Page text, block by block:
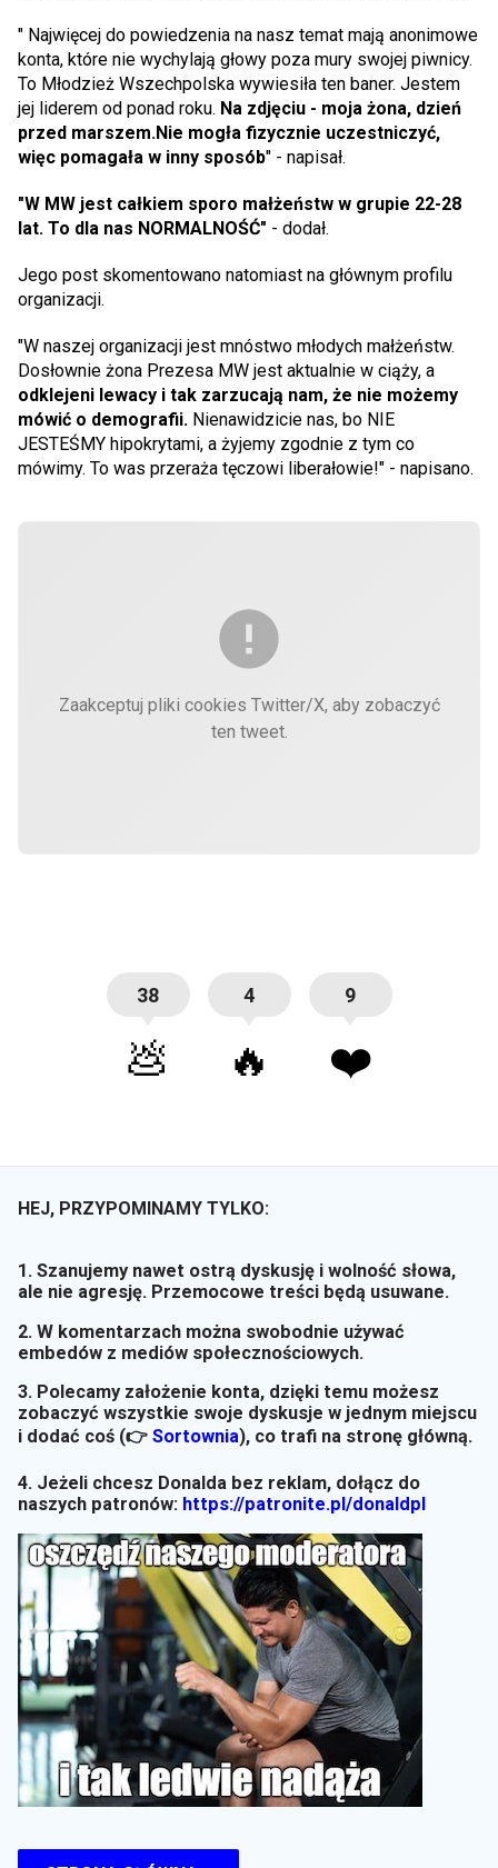
" Najwięcej do powiedzenia na nasz temat mają anonimowe
konta, które nie wychylają głowy poza mury swojej piwnicy.
To Młodzież Wszechpolska wywiesiła ten baner. Jestem
jej liderem od ponad roku. Na zdjęciu - moja żona, dzień
przed marszem.Nie mogła fizycznie uczestniczyć,
więc pomagała w inny sposób" - napisał.
"W MW jest całkiem sporo małżeństw w grupie 22-28
lat. To dla nas NORMALNOŚĆ" - dodał.
Jego post skomentowano natomiast na głównym profilu
organizacji.
"W naszej organizacji jest mnóstwo młodych małżeństw.
Dosłownie żona Prezesa MW jest aktualnie w ciąży, a
odklejeni lewacy i tak zarzucają nam, że nie możemy
mówić o demografii. Nienawidzicie nas, bo NIE
JESTEŚMY hipokrytami, a żyjemy zgodnie z tym co
mówimy. To was przeraża tęczowi liberałowie!" - napisano.
Zaakceptuj pliki cookies Twitter/X, aby zobaczyć
ten tweet.
38
💩
4
🔥
9
❤️
HEJ, PRZYPOMINAMY TYLKO:
1. Szanujemy nawet ostrą dyskusję i wolność słowa,
ale nie agresję. Przemocowe treści będą usuwane.
2. W komentarzach można swobodnie używać
embedów z mediów społecznościowych.
3. Polecamy założenie konta, dzięki temu możesz
zobaczyć wszystkie swoje dyskusje w jednym miejscu
i dodać coś (👉 Sortownia), co trafi na stronę główną.
4. Jeżeli chcesz Donalda bez reklam, dołącz do
naszych patronów: https://patronite.pl/donaldpl